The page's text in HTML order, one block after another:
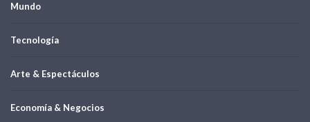
Mundo
Tecnología
Arte & Espectáculos
Economía & Negocios